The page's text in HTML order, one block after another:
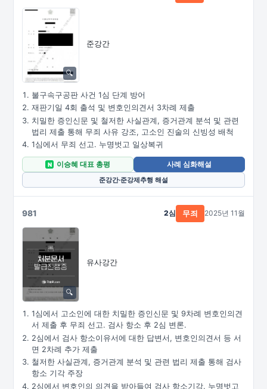
준강간
불구속구공판 사건 1심 단계 방어
재판기일 4회 출석 및 변호인의견서 3차례 제출
치밀한 증인신문 및 철저한 사실관계, 증거관계 분석 및 관련
법리 제출 통해 무죄 사유 강조, 고소인 진술의 신빙성 배척
1심에서 무죄 선고. 누명벗고 일상복귀
N 이승혜 대표 총평
사례 심화해설
준강간·준강제추행 해설
981
유사강간
2심 무죄 2025년 11월
1심에서 고소인에 대한 치밀한 증인신문 및 9차례 변호인의견
서 제출 후 무죄 선고. 검사 항소 후 2심 변론.
2심에서 검사 항소이유서에 대한 답변서, 변호인의견서 등 서
면 2차례 추가 제출
철저한 사실관계, 증거관계 분석 및 관련 법리 제출 통해 검사
항소 기각 주장
2심에서 변호인의 의견을 받아들여 검사 항소기각. 누명벗고